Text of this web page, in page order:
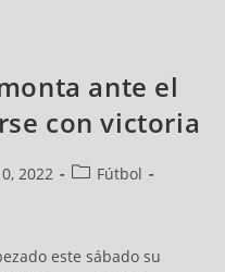
ante el
con victoria
2022
Fútbol
este sábado su